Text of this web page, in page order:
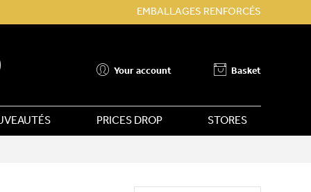
EMBALLAGES RENFORCÉS
Your account Basket
PRICES DROP STORES